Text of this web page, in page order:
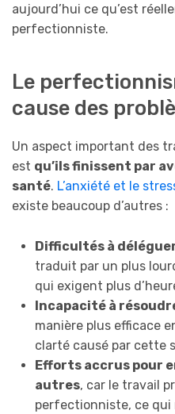
aujourd’hui ce qu’est
perfectionniste.
Le
cause des
Un aspect important des
est qu’ils finissent par
santé. L’anxiété et le
existe beaucoup d’autres :
Difficultés à
traduit par un plus
qui exigent plus
Incapacité à
manière plus efficace
clarté causé par cette
Efforts accrus pour
autres, car le travail
perfectionniste, ce qui